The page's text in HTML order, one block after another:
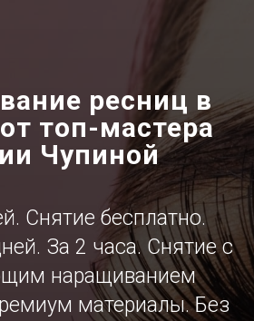
ресниц в
топ-мастера
Чупиной
Снятие бесплатно.
За 2 часа. Снятие с
наращиванием
материалы. Без